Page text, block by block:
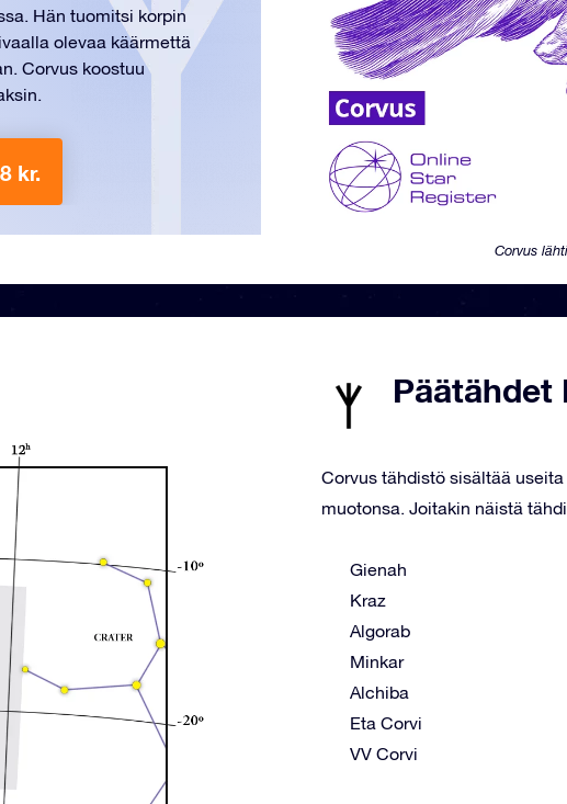
Corvus
Hän tuomitsi korpin
olevaa käärmettä
Corvus koostuu
kr.
Päätähdet
Corvus tähdistö sisältää
muotonsa. Joitakin näistä
Gienah
Kraz
Algorab
Minkar
Alchiba
Eta Corvi
VV Corvi